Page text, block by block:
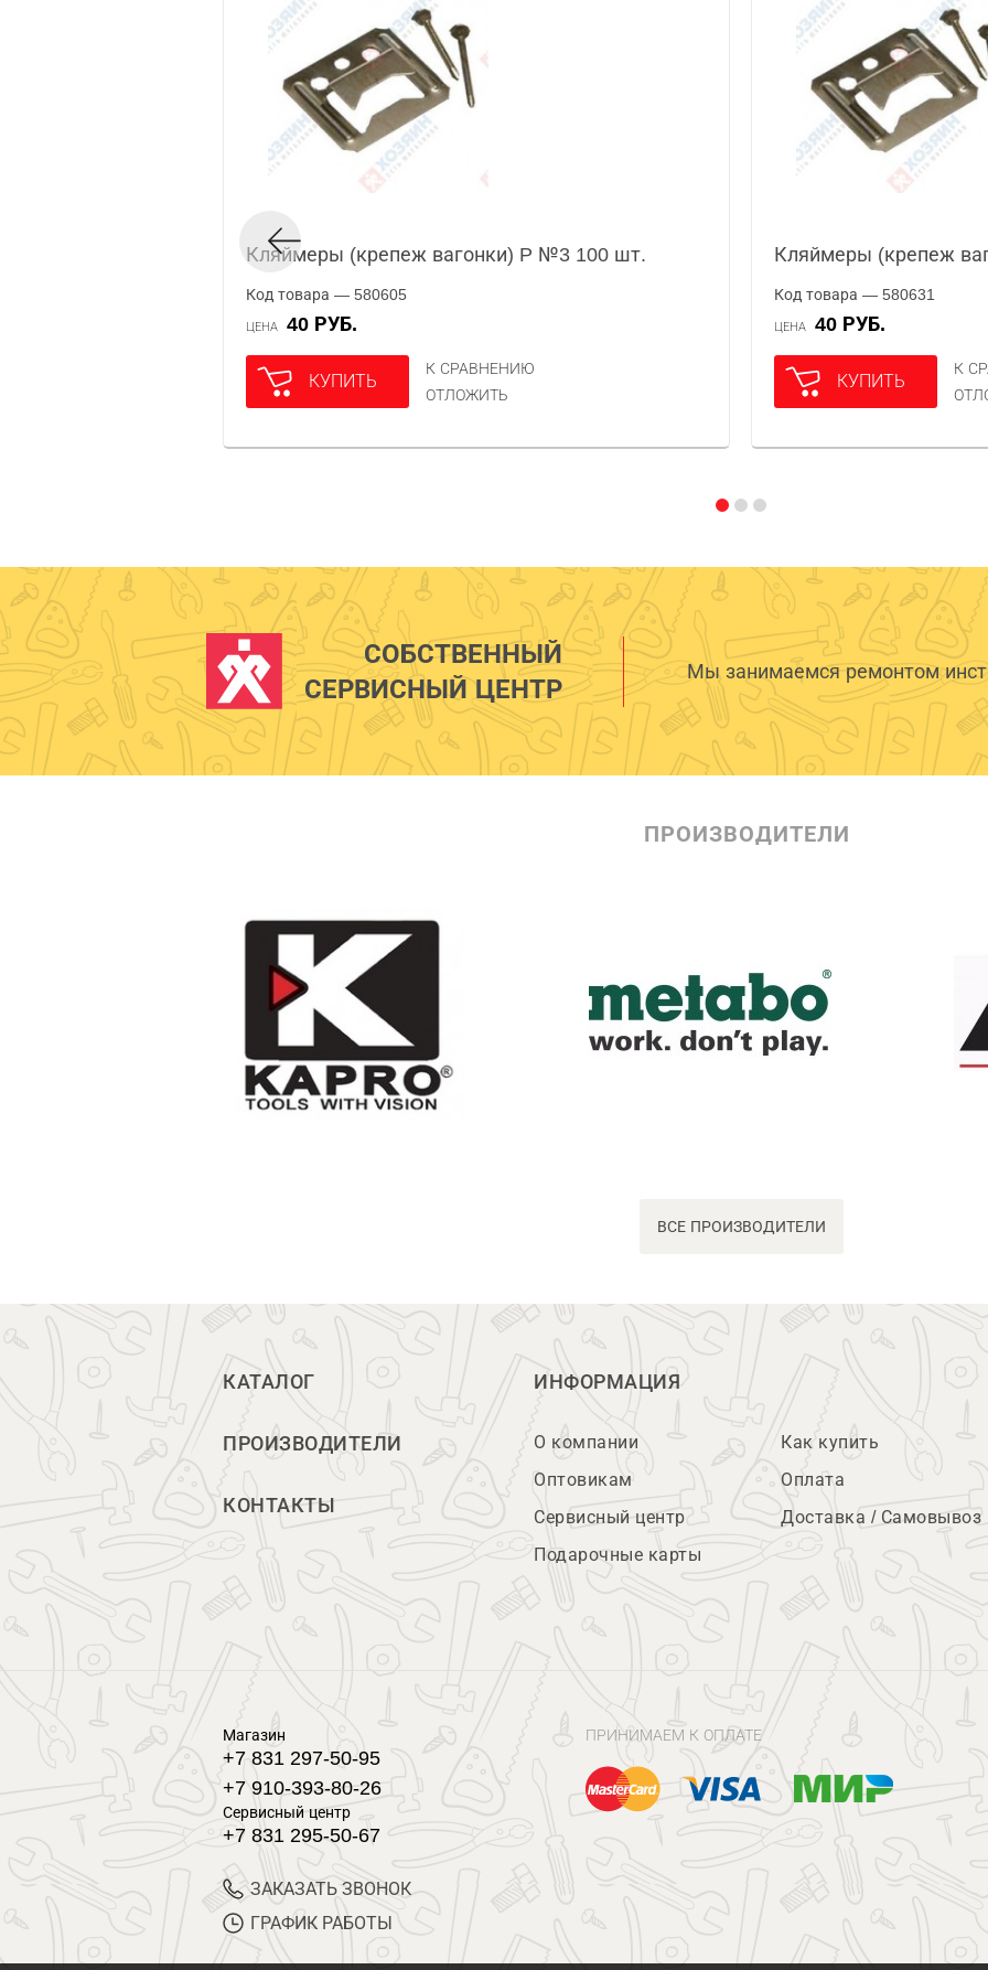
Кляймеры (крепеж вагонки) P №3 100 шт.
Код товара — 580605
ЦЕНА 40 РУБ.
КУПИТЬ
К СРАВНЕНИЮ
ОТЛОЖИТЬ
Кляймеры (крепеж
Код товара — 580631
ЦЕНА 40 РУБ.
КУПИТЬ
К
СОБСТВЕННЫЙ
СЕРВИСНЫЙ ЦЕНТР
Мы занимаемся ремонтом
ПРОИЗВОДИТЕЛИ
ВСЕ ПРОИЗВОДИТЕЛИ
КАТАЛОГ
ПРОИЗВОДИТЕЛИ
КОНТАКТЫ
ИНФОРМАЦИЯ
О компании
Оптовикам
Сервисный центр
Подарочные карты
Как купить
Оплата
Доставка / Самовывоз
Магазин
+7 831 297-50-95
+7 910-393-80-26
Сервисный центр
+7 831 295-50-67
ЗАКАЗАТЬ ЗВОНОК
ГРАФИК РАБОТЫ
ПРИНИМАЕМ К ОПЛАТЕ